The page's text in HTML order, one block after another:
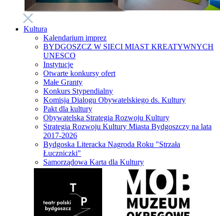
Kultura
Kalendarium imprez
BYDGOSZCZ W SIECI MIAST KREATYWNYCH
UNESCO
Instytucje
Otwarte konkursy ofert
Małe Granty
Konkurs Stypendialny
Komisja Dialogu Obywatelskiego ds. Kultury
Pakt dla kultury
Obywatelska Strategia Rozwoju Kultury
Strategia Rozwoju Kultury Miasta Bydgoszczy na lata
2017-2026
Bydgoska Literacka Nagroda Roku "Strzała
Łuczniczki"
Samorządowa Karta dla Kultury